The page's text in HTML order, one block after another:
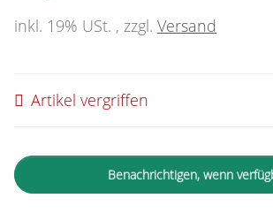
inkl. 19% USt. , zzgl. Versand
Artikel vergriffen
Benachrichtigen, wenn